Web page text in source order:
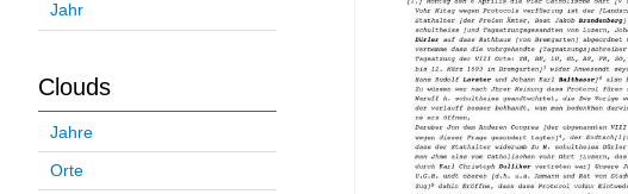
Jahr
Clouds
Jahre
Orte